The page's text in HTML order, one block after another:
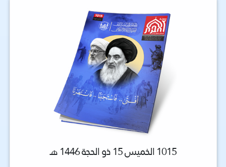
1015 الخميس 15 ذو الحجة 1446 هـ